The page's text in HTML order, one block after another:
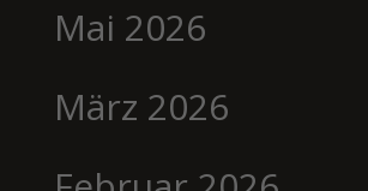
Mai 2026
März 2026